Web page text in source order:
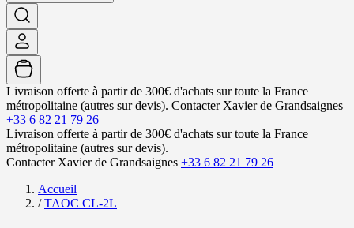
Livraison offerte à partir de 300€ d'achats sur toute la France
métropolitaine (autres sur devis). Contacter Xavier de Grandsaignes
+33 6 82 21 79 26
Livraison offerte à partir de 300€ d'achats sur toute la France
métropolitaine (autres sur devis).
Contacter Xavier de Grandsaignes +33 6 82 21 79 26
Accueil
/ TAOC CL-2L